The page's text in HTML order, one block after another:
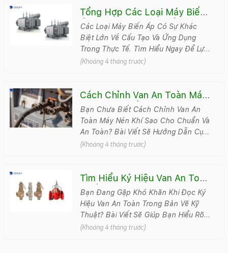
Tổng Hợp Các Loại Máy Biến
Áp Và So Sánh Chi Tiết Từng
Loại
Các Loại Máy Biến Áp Có Sự Khác
Biệt Lớn Về Cấu Tạo Và Ứng Dụng
Trong Thực Tế. Tìm Hiểu Ngay Để Lựa
Chọn Đúng Thiết Bị, Đảm Bảo Vận
(Khoảng 4 tháng trước)
Cách Chỉnh Van An Toàn Máy
Nén Khí Chuẩn Kỹ Thuật Và
An Toàn
Bạn Chưa Biết Cách Chỉnh Van An
Toàn Máy Nén Khí Sao Cho Chuẩn Và
An Toàn? Bài Viết Sẽ Hướng Dẫn Cụ
Thể Từng Bước Giúp Bạn Điều Chỉnh
(Khoảng 4 tháng trước)
Tìm Hiểu Ký Hiệu Van An Toàn
Và Ý Nghĩa Quan Trọng
Bạn Đang Gặp Khó Khăn Khi Đọc Ký
Hiệu Van An Toàn Trong Bản Vẽ Kỹ
Thuật? Bài Viết Sẽ Giúp Bạn Hiểu Rõ Ý
Nghĩa Từng Ký Hiệu Và Cách Áp Dụng
(Khoảng 4 tháng trước)